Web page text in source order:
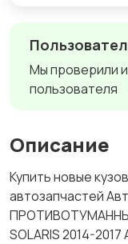
Мы проверили
пользователя
Описание
Купить новые
автозапчастей
SOLARIS 2014-